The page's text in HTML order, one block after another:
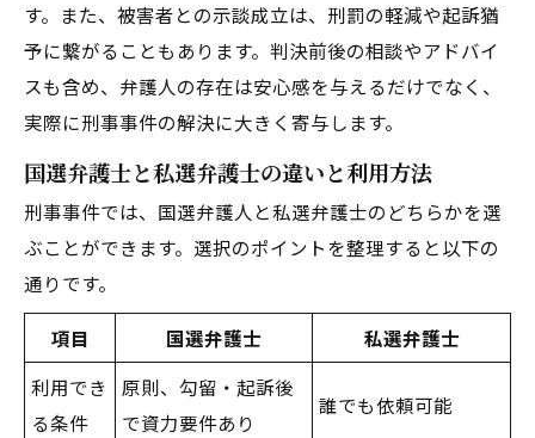
す。また、被害者との示談成立は、刑罰の軽減や起訴猶
予に繋がることもあります。判決前後の相談やアドバイ
スも含め、弁護人の存在は安心感を与えるだけでなく、
実際に刑事事件の解決に大きく寄与します。
国選弁護士と私選弁護士の違いと利用方法
刑事事件では、国選弁護人と私選弁護士のどちらかを選
ぶことができます。選択のポイントを整理すると以下の
通りです。
項目 国選弁護士
私選弁護士
利用でき
る条件
原則、勾留・起訴後
で資力要件あり
誰でも依頼可能